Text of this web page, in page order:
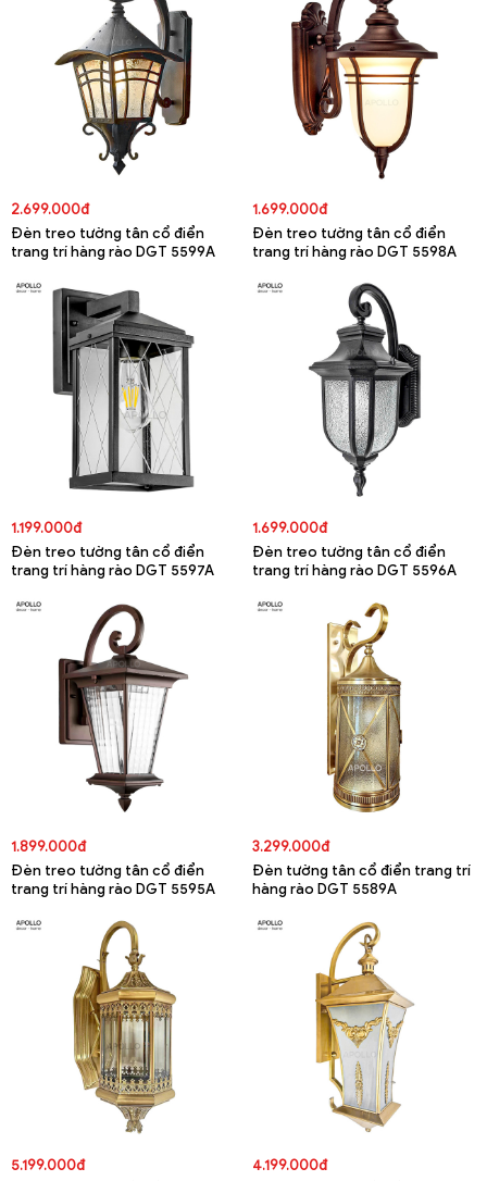
2.699.000đ
Đèn treo tường tân cổ điển
trang trí hàng rào DGT 5599A
1.699.000đ
Đèn treo tường tân cổ điển
trang trí hàng rào DGT 5598A
1.199.000đ
Đèn treo tường tân cổ điển
trang trí hàng rào DGT 5597A
1.699.000đ
Đèn treo tường tân cổ điển
trang trí hàng rào DGT 5596A
1.899.000đ
Đèn treo tường tân cổ điển
trang trí hàng rào DGT 5595A
3.299.000đ
Đèn tường tân cổ điển trang trí
hàng rào DGT 5589A
5.199.000đ
4.199.000đ